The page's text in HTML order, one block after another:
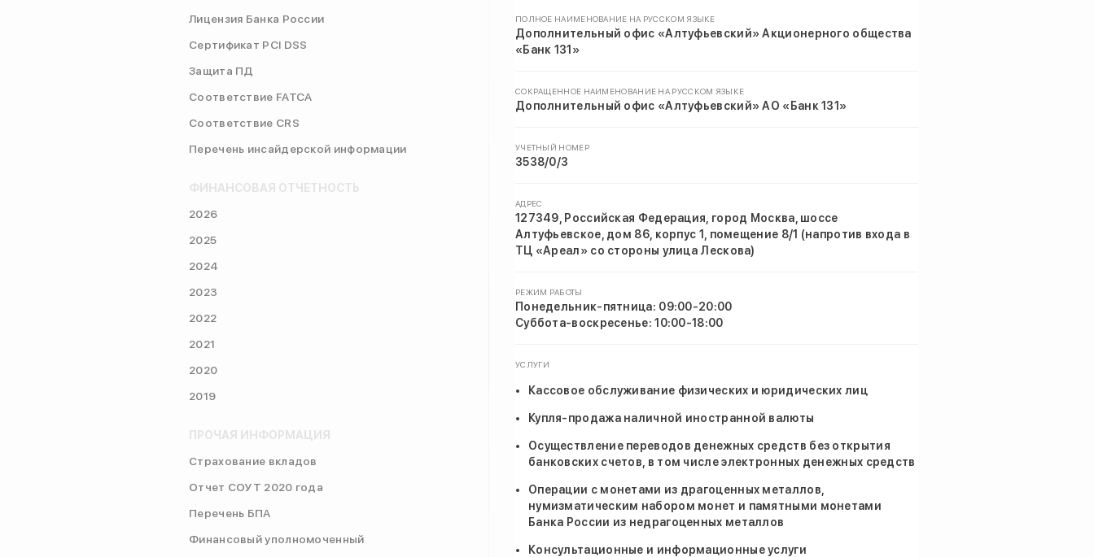
Лицензия Банка России
Сертификат PCI DSS
Защита ПД
Соответствие FATCA
Соответствие CRS
Перечень инсайдерской информации
ФИНАНСОВАЯ ОТЧЕТНОСТЬ
2026
2025
2024
2023
2022
2021
2020
2019
ПРОЧАЯ ИНФОРМАЦИЯ
Страхование вкладов
Отчет СОУТ 2020 года
Перечень БПА
Финансовый уполномоченный
ПОЛНОЕ НАИМЕНОВАНИЕ НА РУССКОМ ЯЗЫКЕ
Дополнительный офис «Алтуфьевский» Акционерного общества
«Банк 131»
СОКРАЩЕННОЕ НАИМЕНОВАНИЕ НА РУССКОМ ЯЗЫКЕ
Дополнительный офис «Алтуфьевский» АО «Банк 131»
УЧЕТНЫЙ НОМЕР
3538/0/3
АДРЕС
127349, Российская Федерация, город Москва, шоссе
Алтуфьевское, дом 86, корпус 1, помещение 8/1 (напротив входа в
ТЦ «Ареал» со стороны улица Лескова)
РЕЖИМ РАБОТЫ
Понедельник-пятница: 09:00-20:00
Суббота-воскресенье: 10:00-18:00
УСЛУГИ
Кассовое обслуживание физических и юридических лиц
Купля-продажа наличной иностранной валюты
Осуществление переводов денежных средств без открытия
банковских счетов, в том числе электронных денежных средств
Операции с монетами из драгоценных металлов,
нумизматическим набором монет и памятными монетами
Банка России из недрагоценных металлов
Консультационные и информационные услуги